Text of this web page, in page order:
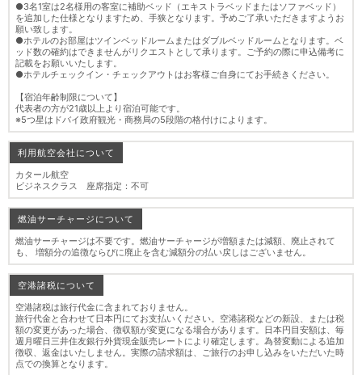
●3名1室は2名様用の客室に補助ベッド（エキストラベッドまたはソファベッド）
を追加した仕様となりますため、手狭となります。予めご了承いただきますようお
願い致します。
●ホテルのお部屋はツインベッドルームまたはダブルベッドルームとなります。ベ
ッド数の確約はできませんがリクエストとして承ります。ご予約の際に申込備考に
記載をお願いいたします。
●ホテルチェックイン・チェックアウトはお客様ご自身にてお手続きください。
【宿泊年齢制限について】
代表者の方が21歳以上より宿泊可能です。
※5つ星はドバイ政府観光・商務局の5段階の格付けによります。
利用航空会社について
カタール航空
ビジネスクラス 座席指定：不可
燃油サーチャージについて
燃油サーチャージは不要です。燃油サーチャージが増額または減額、廃止されて
も、 増額分の追徴ならびに廃止を含む減額分の払い戻しはございません。
空港諸税について
空港諸税は旅行代金に含まれておりません。
旅行代金と合わせて日本円にてお支払いください。空港諸税などの新設、または税
額の変更があった場合、徴収額が変更になる場合があります。日本円目安額は、毎
週月曜日三井住友銀行外貨現金販売レートにより確定します。為替変動による追加
徴収、返金はいたしません。実際の請求額は、ご旅行のお申し込みをいただいた時
点での換算となります。